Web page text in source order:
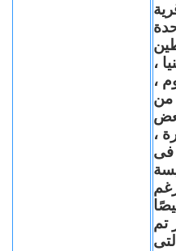
،
،
من
،
فى
تم